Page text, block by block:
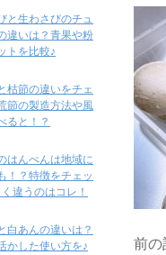
前の
と生わさびのチュ
違いは？青果や粉
トを比較♪
枯節の違いをチェ
節の製造方法や風
ると！？
はんぺんは地域に
！？特徴をチェッ
違うのはコレ！
白あんの違いは？
かした使い方を♪